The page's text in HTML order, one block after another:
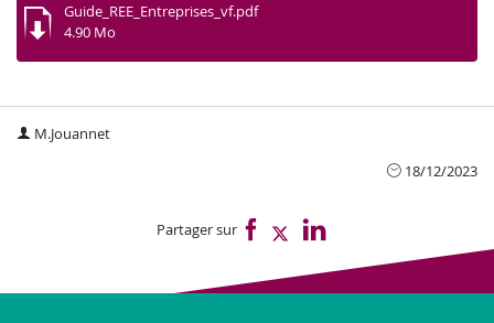
Guide_REE_Entreprises_vf.pdf
4.90 Mo
M.Jouannet
18/12/2023
Partager sur